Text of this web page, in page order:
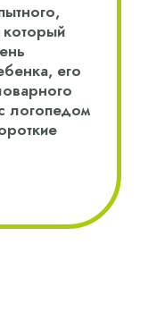
который
его
логопедом